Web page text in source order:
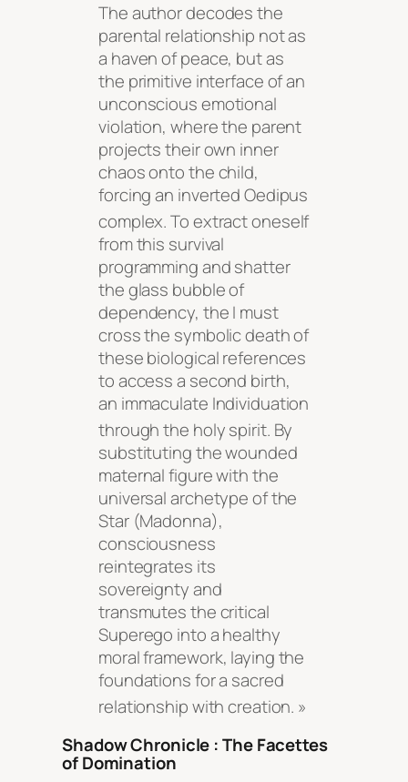
The author decodes the
parental relationship not as
a haven of peace, but as
the primitive interface of an
unconscious emotional
violation, where the parent
projects their own inner
chaos onto the child,
forcing an inverted Oedipus
complex. To extract oneself
from this survival
programming and shatter
the glass bubble of
dependency, the I must
cross the symbolic death of
these biological references
to access a second birth,
an immaculate Individuation
through the holy spirit. By
substituting the wounded
maternal figure with the
universal archetype of the
Star (Madonna),
consciousness
reintegrates its
sovereignty and
transmutes the critical
Superego into a healthy
moral framework, laying the
foundations for a sacred
relationship with creation. »
Shadow Chronicle : The Facettes
of Domination